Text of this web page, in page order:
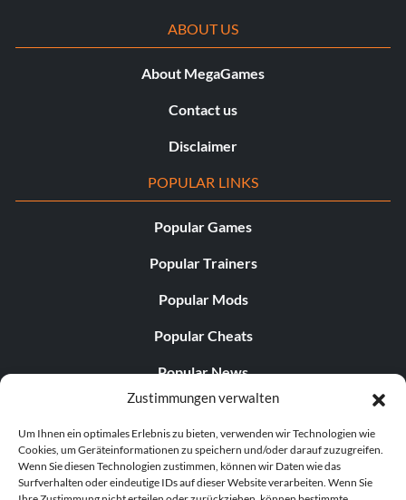
Zustimmungen verwalten
Um Ihnen ein optimales Erlebnis zu bieten, verwenden wir Technologien wie
Cookies, um Geräteinformationen zu speichern und/oder darauf zuzugreifen.
Wenn Sie diesen Technologien zustimmen, können wir Daten wie das
Surfverhalten oder eindeutige IDs auf dieser Website verarbeiten. Wenn Sie
ABOUT US
About MegaGames
Contact us
Disclaimer
POPULAR LINKS
Popular Games
Popular Trainers
Popular Mods
Popular Cheats
Popular News
Popular Editorials
Popular Free Games
LATEST UPDATES